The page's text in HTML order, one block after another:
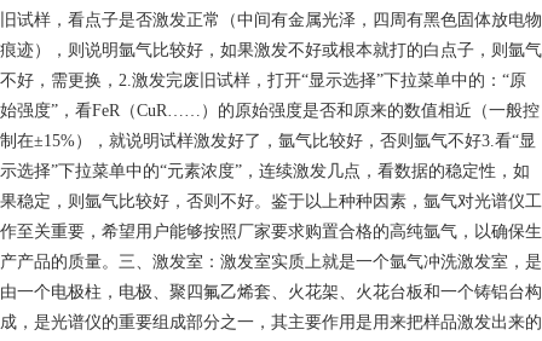
旧试样，看点子是否激发正常（中间有金属光泽，四周有黑色固体放电物
痕迹），则说明氩气比较好，如果激发不好或根本就打的白点子，则氩气
不好，需更换，2.激发完废旧试样，打开“显示选择”下拉菜单中的：“原
始强度”，看FeR（CuR……）的原始强度是否和原来的数值相近（一般控
制在±15%），就说明试样激发好了，氩气比较好，否则氩气不好3.看“显
示选择”下拉菜单中的“元素浓度”，连续激发几点，看数据的稳定性，如
果稳定，则氩气比较好，否则不好。鉴于以上种种因素，氩气对光谱仪工
作至关重要，希望用户能够按照厂家要求购置合格的高纯氩气，以确保生
产产品的质量。三、激发室：激发室实质上就是一个氩气冲洗激发室，是
由一个电极柱，电极、聚四氟乙烯套、火花架、火花台板和一个铸铝台构
成，是光谱仪的重要组成部分之一，其主要作用是用来把样品激发出来的